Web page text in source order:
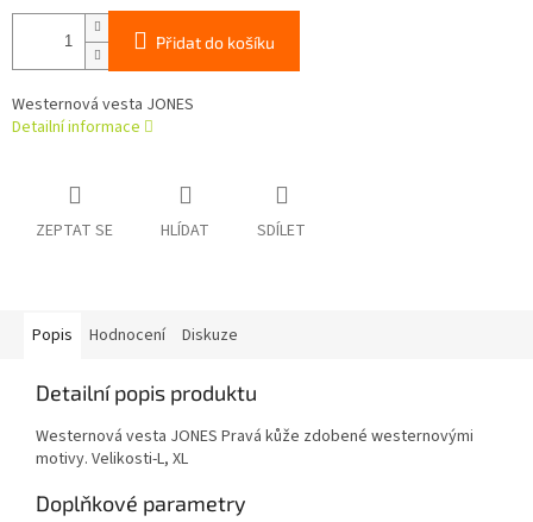
Přidat do košíku
Westernová vesta JONES
Detailní informace
ZEPTAT SE HLÍDAT SDÍLET
Popis Hodnocení Diskuze
Detailní popis produktu
Westernová vesta JONES Pravá kůže zdobené westernovými
motivy. Velikosti-L, XL
Doplňkové parametry